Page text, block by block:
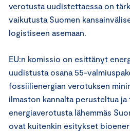
verotusta uudistettaessa on
vaikutusta Suomen
logistiseen asemaan.
EU:n komissio on esittänyt
uudistusta osana 55-
fossiilienergian verotuksen
ilmaston kannalta perusteltua
energiaverotusta lähemmäs
ovat kuitenkin esitykset